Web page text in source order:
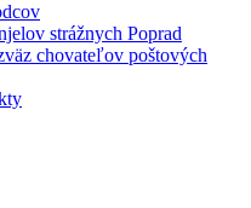
strážnych Poprad
chovateľov poštových